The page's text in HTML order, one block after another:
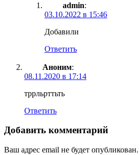
admin:
03.10.2022 в 15:46
Добавили
Ответить
Аноним:
08.11.2020 в 17:14
тррльрттьть
Ответить
Добавить комментарий
Ваш адрес email не будет опубликован.